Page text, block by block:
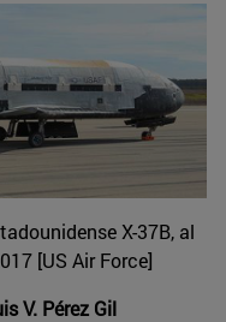
X-37B, al
[US Air Force]
V. Pérez Gil